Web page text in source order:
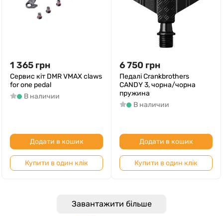
1 365 грн
Сервис кіт DMR VMAX claws
for one pedal
В наличии
Додати в кошик
Купити в один клік
6 750 грн
Педалі Crankbrothers
CANDY 3, чорна/чорна
пружина
В наличии
Додати в кошик
Купити в один клік
Завантажити більше